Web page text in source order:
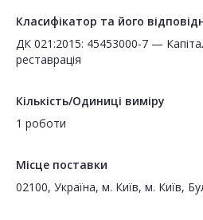
Класифікатор та його
ДК 021:2015: 45453000-7 —
реставрація
Кількість/Одиниці виміру
1 роботи
Місце поставки
02100, Україна, м. Київ, м. Київ,